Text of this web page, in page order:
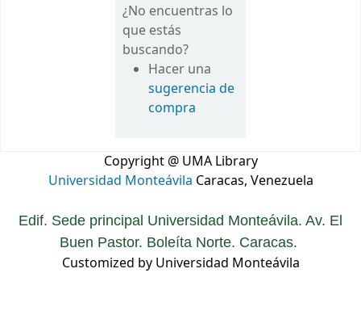
¿No encuentras lo
que estás
buscando?
Hacer una
sugerencia de
compra
Copyright @ UMA Library
Universidad Monteávila Caracas, Venezuela
Edif. Sede principal Universidad Monteávila. Av. El
Buen Pastor. Boleíta Norte. Caracas.
Customized by Universidad Monteávila